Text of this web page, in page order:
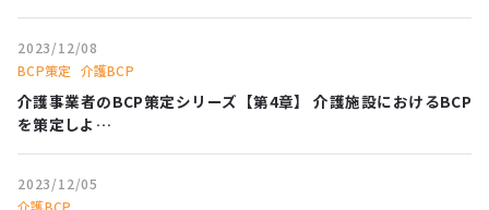
2023/12/08
BCP策定 介護BCP
介護事業者のBCP策定シリーズ【第4章】 介護施設におけるBCP
を策定しよ…
2023/12/05
介護BCP